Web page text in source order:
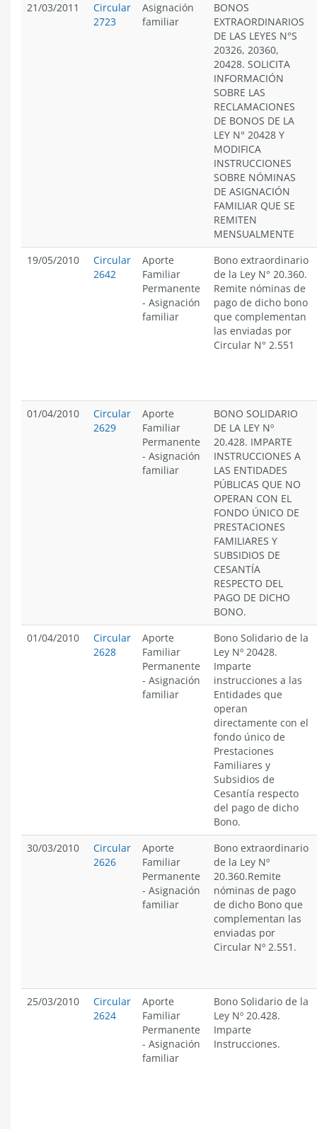
21/03/2011
Circular
2723
Asignación
familiar
BONOS
EXTRAORDINARIOS
DE LAS LEYES N°S
20326, 20360,
20428. SOLICITA
INFORMACIÓN
SOBRE LAS
RECLAMACIONES
DE BONOS DE LA
LEY N° 20428 Y
MODIFICA
INSTRUCCIONES
SOBRE NÓMINAS
DE ASIGNACIÓN
FAMILIAR QUE SE
REMITEN
MENSUALMENTE
19/05/2010
Circular
2642
Aporte
Familiar
Permanente
- Asignación
familiar
Bono extraordinario
de la Ley N° 20.360.
Remite nóminas de
pago de dicho bono
que complementan
las enviadas por
Circular N° 2.551
01/04/2010
Circular
2629
Aporte
Familiar
Permanente
- Asignación
familiar
BONO SOLIDARIO
DE LA LEY Nº
20.428. IMPARTE
INSTRUCCIONES A
LAS ENTIDADES
PÚBLICAS QUE NO
OPERAN CON EL
FONDO ÚNICO DE
PRESTACIONES
FAMILIARES Y
SUBSIDIOS DE
CESANTÍA
RESPECTO DEL
PAGO DE DICHO
BONO.
01/04/2010
Circular
2628
Aporte
Familiar
Permanente
- Asignación
familiar
Bono Solidario de la
Ley Nº 20428.
Imparte
instrucciones a las
Entidades que
operan
directamente con el
fondo único de
Prestaciones
Familiares y
Subsidios de
Cesantía respecto
del pago de dicho
Bono.
30/03/2010
Circular
2626
Aporte
Familiar
Permanente
- Asignación
familiar
Bono extraordinario
de la Ley Nº
20.360.Remite
nóminas de pago
de dicho Bono que
complementan las
enviadas por
Circular Nº 2.551.
25/03/2010
Circular
2624
Aporte
Familiar
Permanente
- Asignación
familiar
Bono Solidario de la
Ley Nº 20.428.
Imparte
Instrucciones.